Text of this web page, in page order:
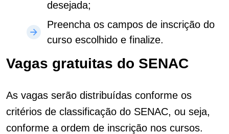
desejada;
Preencha os campos de inscrição do
curso escolhido e finalize.
Vagas gratuitas do SENAC
As vagas serão distribuídas conforme os
critérios de classificação do SENAC, ou seja,
conforme a ordem de inscrição nos cursos.